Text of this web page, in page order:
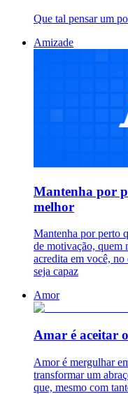
Que tal pensar um
Amizade
Mantenha por
melhor
Mantenha por perto
de motivação, quem
acredita em você,
seja capaz
Amor
Amar é aceitar
Amor é mergulhar
transformar um
que, mesmo com